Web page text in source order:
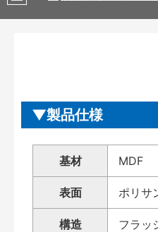
製品仕様
基材 MDF
表面 ポリサ
構造
フラッ